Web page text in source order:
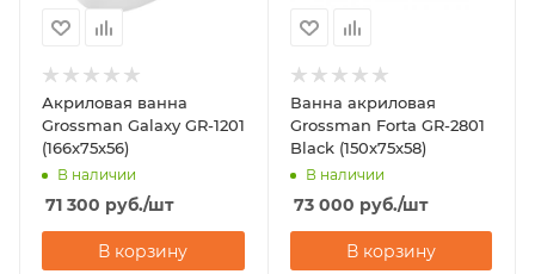
Акриловая ванна
Grossman Galaxy GR-1201
(166x75x56)
В наличии
71 300 руб./шт
В корзину
Ванна акриловая
Grossman Forta GR-2801
Black (150x75x58)
В наличии
73 000 руб./шт
В корзину